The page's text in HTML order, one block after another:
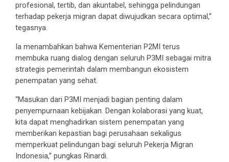
profesional, tertib, dan akuntabel, sehingga pelindungan
terhadap pekerja migran dapat diwujudkan secara optimal,”
tegasnya.
Ia menambahkan bahwa Kementerian P2MI terus
membuka ruang dialog dengan seluruh P3MI sebagai mitra
strategis pemerintah dalam membangun ekosistem
penempatan yang sehat.
“Masukan dari P3MI menjadi bagian penting dalam
penyempurnaan kebijakan. Dengan kolaborasi yang kuat,
kita dapat menghadirkan sistem penempatan yang
memberikan kepastian bagi perusahaan sekaligus
memperkuat pelindungan bagi seluruh Pekerja Migran
Indonesia,” pungkas Rinardi.